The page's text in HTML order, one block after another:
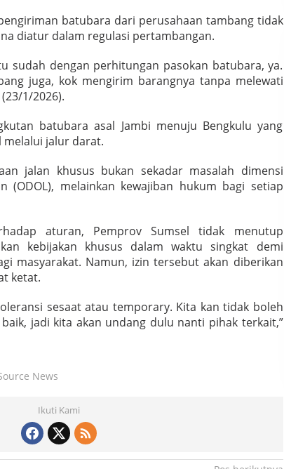
batubara dari perusahaan tambang tidak
diatur dalam regulasi pertambangan.
sudah dengan perhitungan pasokan batubara, ya.
juga, kok mengirim barangnya tanpa melewati
1/2026).
batubara asal Jambi menuju Bengkulu yang
melalui jalur darat.
jalan khusus bukan sekadar masalah dimensi
(ODOL), melainkan kewajiban hukum bagi setiap
aturan, Pemprov Sumsel tidak menutup
kebijakan khusus dalam waktu singkat demi
masyarakat. Namun, izin tersebut akan diberikan
ketat.
sesaat atau temporary. Kita kan tidak boleh
jadi kita akan undang dulu nanti pihak terkait,”
News
Ikuti Kami